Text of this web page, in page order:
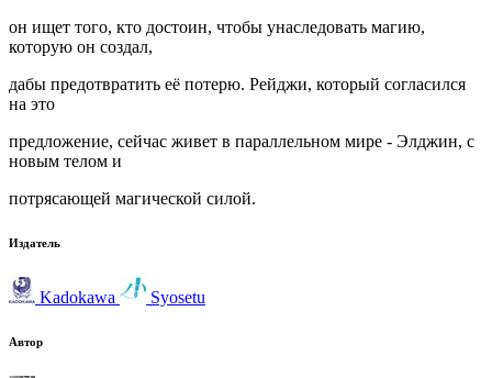
он ищет того, кто достоин, чтобы унаследовать магию,
которую он создал,
дабы предотвратить её потерю. Рейджи, который согласился
на это
предложение, сейчас живет в параллельном мире - Элджин, с
новым телом и
потрясающей магической силой.
Издатель
Kadokawa Syosetu
Автор